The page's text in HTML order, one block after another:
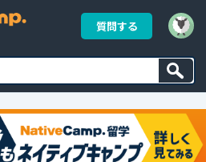
質問する